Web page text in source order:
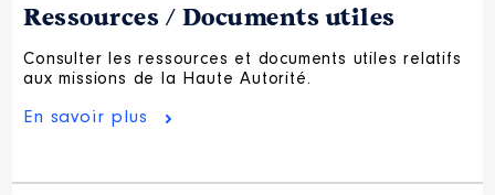
Ressources / Documents utiles
Consulter les ressources et documents utiles relatifs
aux missions de la Haute Autorité.
En savoir plus